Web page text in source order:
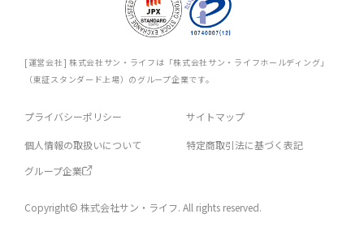
[運営会社] 株式会社サン・ライフは「株式会社サン・ライフホールディング」
（東証スタンダード上場）のグループ企業です。
プライバシーポリシー サイトマップ
個人情報の取扱いについて
特定商取引法に基づく表記
グループ企業
Copyright© 株式会社サン・ライフ. All rights reserved.